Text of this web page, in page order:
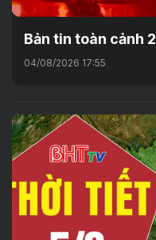
Bản tin toàn cảnh
04/08/2026 17:55